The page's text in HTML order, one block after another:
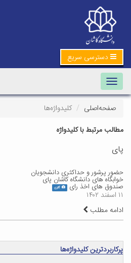
دسترسی سریع
Toggle navigation
صفحه‌اصلی
کلیدواژه‌ها
مطالب مرتبط با کلیدواژه
پای
حضور پرشور و حداکثری دانشجویان
خوابگاه های دانشگاه کاشان پای
صندوق های اخذ رای گالری
۱۱ اسفند ۱۴۰۲
ادامه مطلب
پرکاربردترین کلیدواژه‌ها